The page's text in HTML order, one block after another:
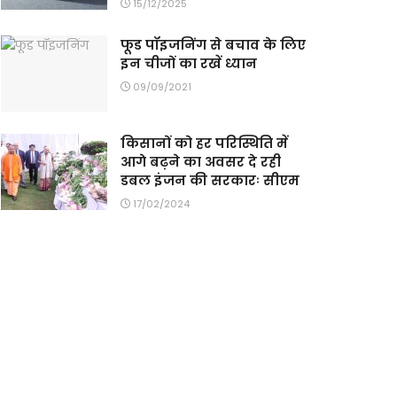
15/12/2025
फूड पॉइजनिंग से बचाव के लिए
इन चीजों का रखें ध्यान
09/09/2021
किसानों को हर परिस्थिति में
आगे बढ़ने का अवसर दे रही
डबल इंजन की सरकारः सीएम
17/02/2024